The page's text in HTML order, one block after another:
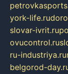
york-life.ru
slovar-ivrit.ru
ovucontrol.ru
ru-industriya.ru
belgorod-